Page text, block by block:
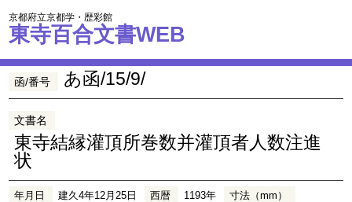
京都府立京都学・歴彩館
東寺百合文書WEB
函/番号 あ函/15/9/
文書名
東寺結縁灌頂所巻数并灌頂者人数注進
状
年月日 建久4年12月25日 西暦 1193年
寸法（mm）